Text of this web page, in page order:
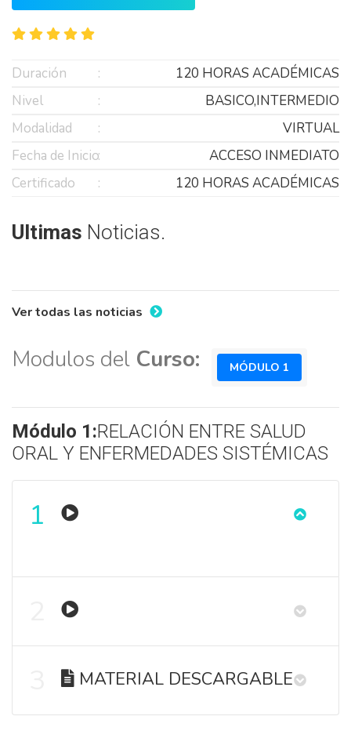
Duración
120 HORAS ACADÉMICAS
Nivel
BASICO,INTERMEDIO
Modalidad
VIRTUAL
Fecha de Inicio
ACCESO INMEDIATO
Certificado
120 HORAS ACADÉMICAS
Ultimas Noticias.
Ver todas las noticias
Modulos del Curso: MÓDULO 1
Módulo 1:RELACIÓN ENTRE SALUD
ORAL Y ENFERMEDADES SISTÉMICAS
1
MATERIAL DESCARGABLE